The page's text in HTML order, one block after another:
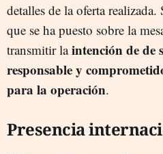
detalles de la oferta
que se ha puesto sobre la
transmitir laintención de de
responsable y
para la operación.
Presencia